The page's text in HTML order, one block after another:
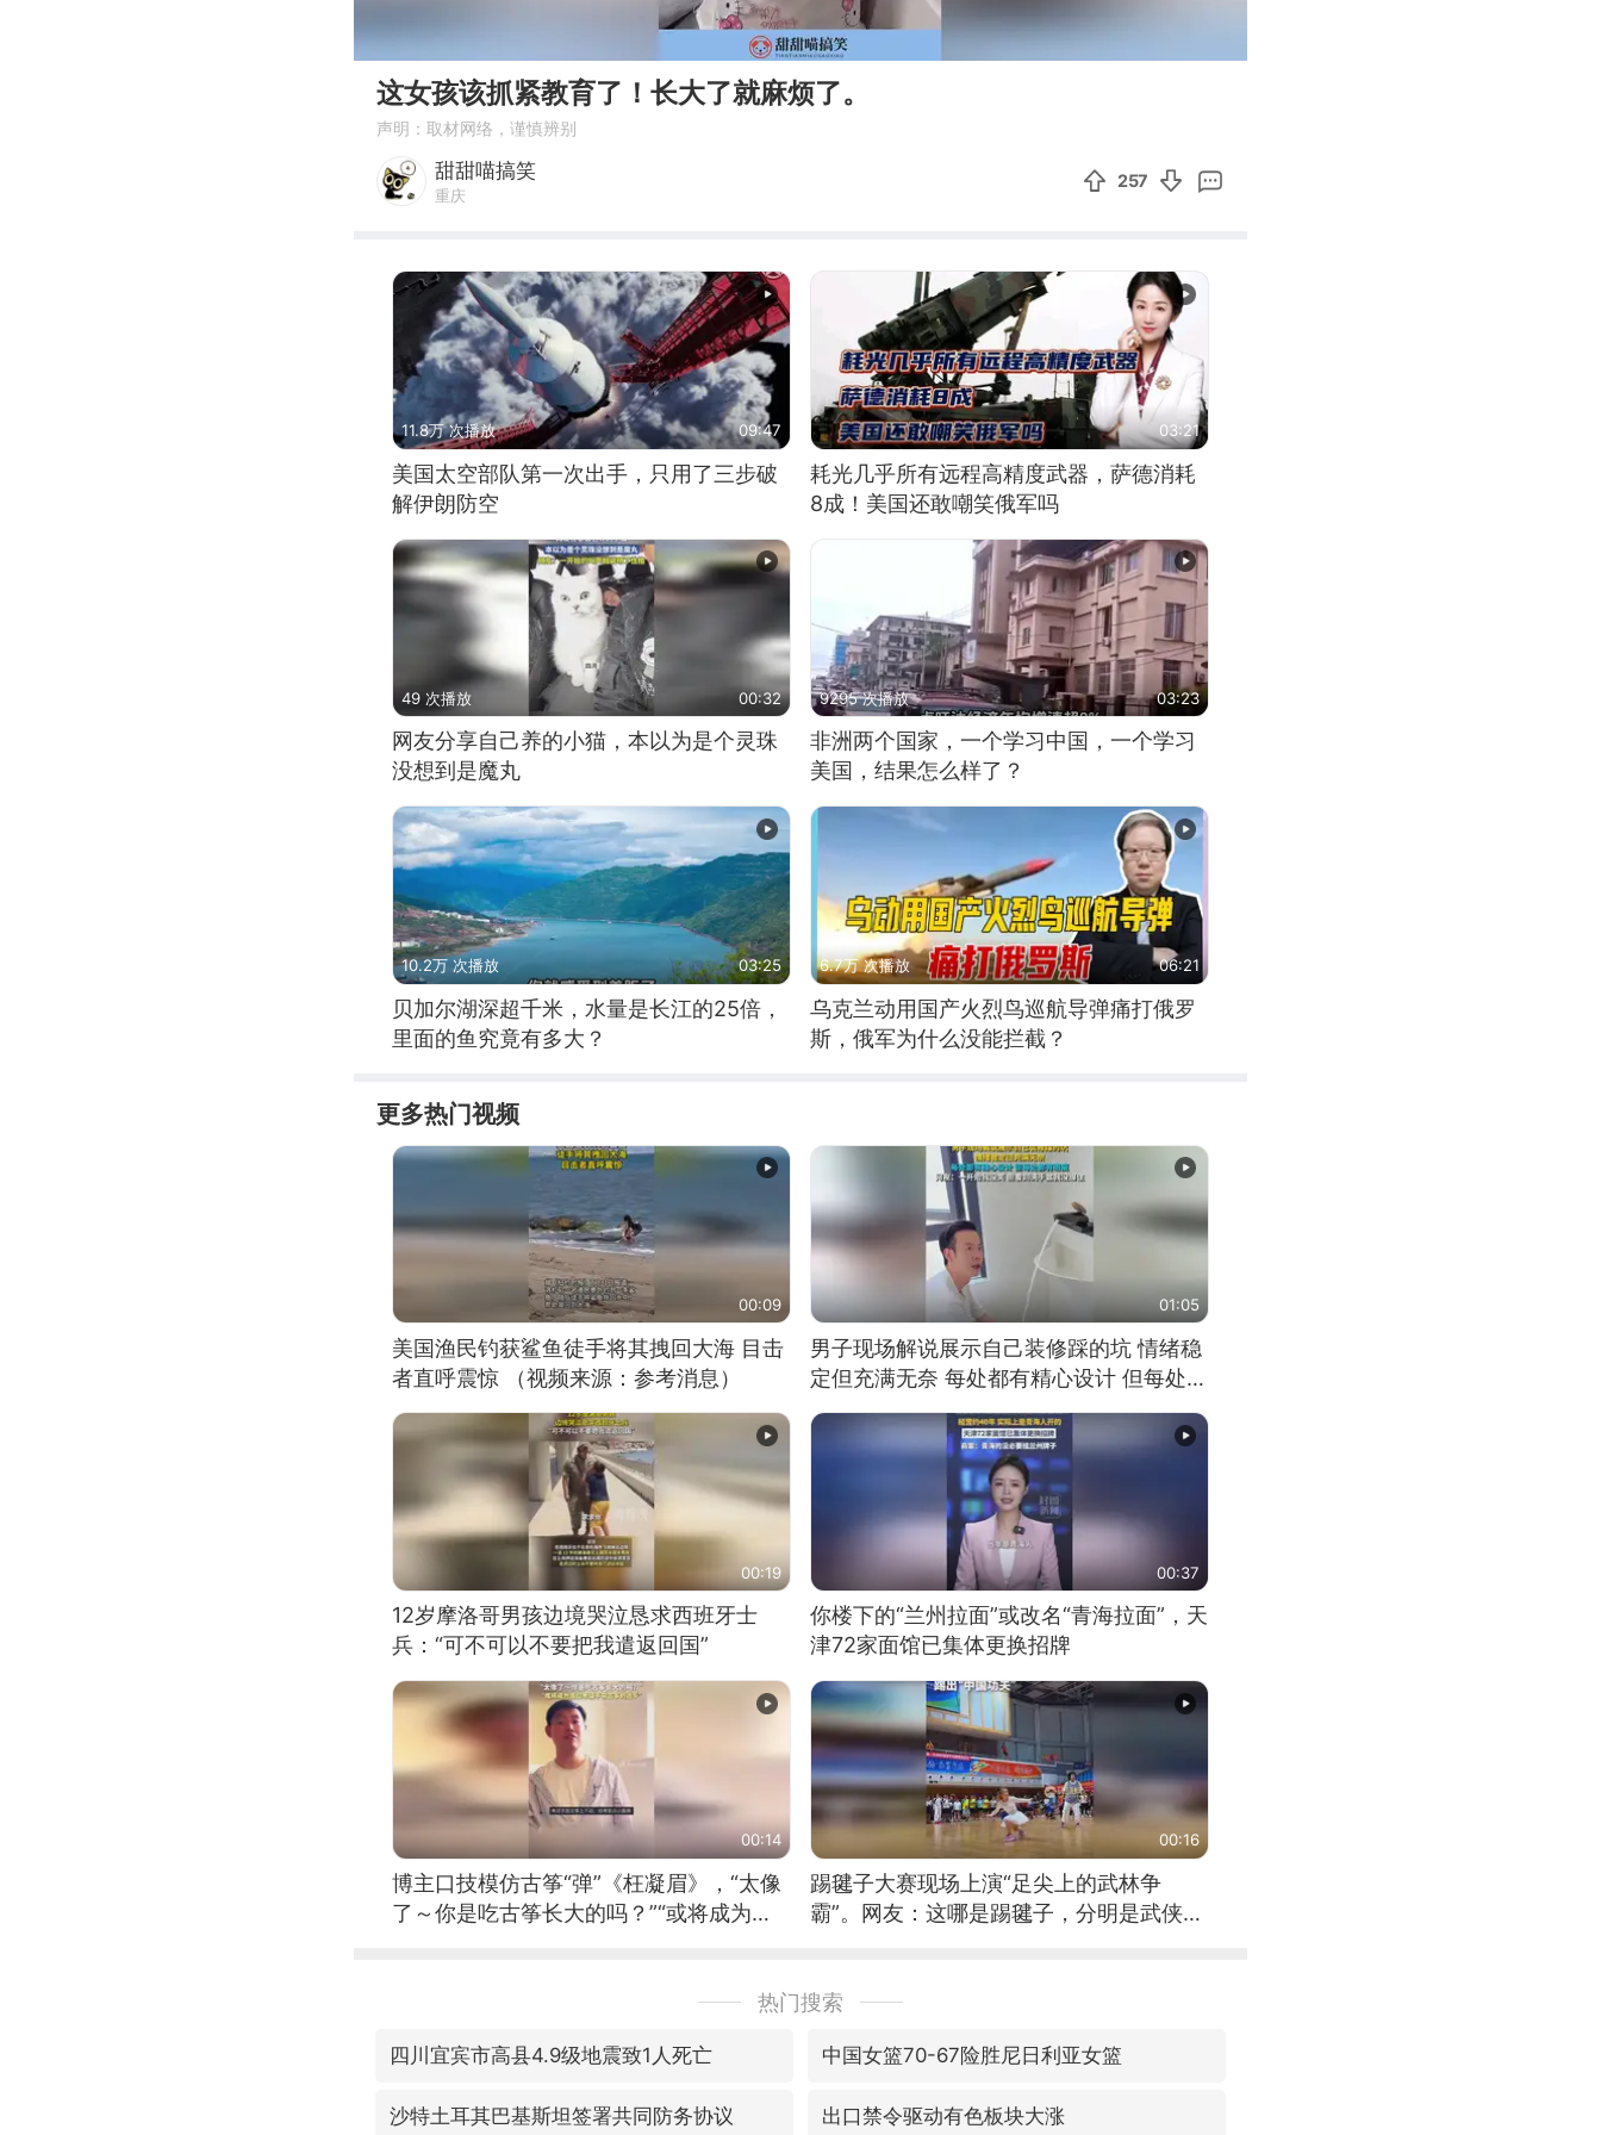
这女孩该抓紧教育了！长大了就麻烦了。
声明：取材网络，谨慎辨别
甜甜喵搞笑
重庆
257
11.8万 次播放 09:47
美国太空部队第一次出手，只用了三步破
解伊朗防空
03:21
耗光几乎所有远程高精度武器，萨德消耗
8成！美国还敢嘲笑俄军吗
49 次播放 00:32
网友分享自己养的小猫，本以为是个灵珠
没想到是魔丸
9295 次播放 03:23
非洲两个国家，一个学习中国，一个学习
美国，结果怎么样了？
10.2万 次播放 03:25
贝加尔湖深超千米，水量是长江的25倍，
里面的鱼究竟有多大？
6.7万 次播放 06:21
乌克兰动用国产火烈鸟巡航导弹痛打俄罗
斯，俄军为什么没能拦截？
更多热门视频
00:09
美国渔民钓获鲨鱼徒手将其拽回大海 目击
者直呼震惊 （视频来源：参考消息）
01:05
男子现场解说展示自己装修踩的坑 情绪稳
定但充满无奈 每处都有精心设计 但每处都
有瑕疵 网友：一开始我没笑 但看到洗手盆
我没绷住
00:19
12岁摩洛哥男孩边境哭泣恳求西班牙士
兵：“可不可以不要把我遣返回国”
00:37
你楼下的“兰州拉面”或改名“青海拉面”，天
津72家面馆已集体更换招牌
00:14
博主口技模仿古筝“弹”《枉凝眉》，“太像
了～你是吃古筝长大的吗？”“或将成为首
00:16
踢毽子大赛现场上演“足尖上的武林争
霸”。网友：这哪是踢毽子，分明是武侠片
热门搜索
四川宜宾市高县4.9级地震致1人死亡 中国女篮70-67险胜尼日利亚女篮
沙特土耳其巴基斯坦签署共同防务协议 出口禁令驱动有色板块大涨